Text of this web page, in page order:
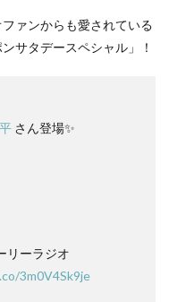
ァンからも愛されている
サタデースペシャル」！
さん登場✨
リーラジオ
3m0V4Sk9je